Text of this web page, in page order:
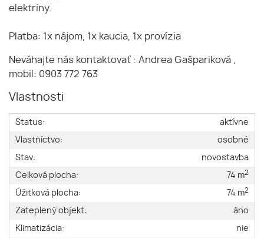
elektriny.
Platba: 1x nájom, 1x kaucia, 1x provízia
Neváhajte nás kontaktovať : Andrea Gašpariková ,
mobil: 0903 772 763
Vlastnosti
Status:
aktívne
Vlastníctvo:
osobné
Stav:
novostavba
Celková plocha:
74 m2
Úžitková plocha: 74 m2
Zateplený objekt:
áno
Klimatizácia:
nie